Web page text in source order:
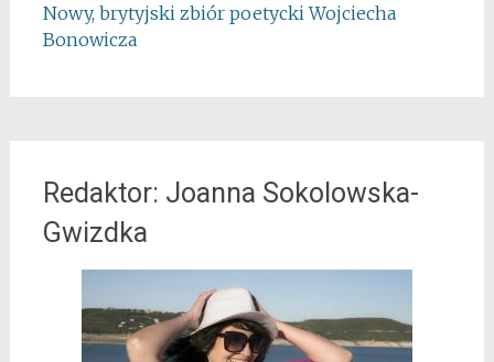
Nowy, brytyjski zbiór poetycki Wojciecha
Bonowicza
Redaktor: Joanna Sokolowska-
Gwizdka